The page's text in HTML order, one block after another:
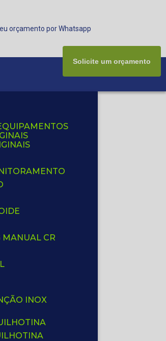
orçamento por Whatsapp
MANUAL CR
INOX
Solicite um orçamento